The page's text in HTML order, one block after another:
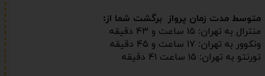
متوسط مدت زمان پرواز برگشت شما از:
منترال به تهران: ۱۵ ساعت و ۴۳ دقیقه
ونکوور به تهران: ۱۷ ساعت و ۴۵ دقیقه
تورنتو به تهران: ۱۵ ساعت ۴۱ دقیقه